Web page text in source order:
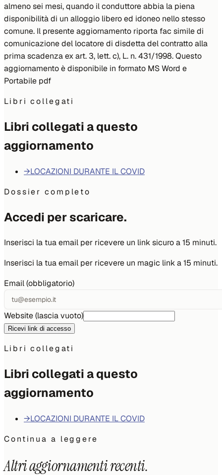
almeno sei mesi, quando il conduttore abbia la piena
disponibilità di un alloggio libero ed idoneo nello stesso
comune. Il presente aggiornamento riporta fac simile di
comunicazione del locatore di disdetta del contratto alla
prima scadenza ex art. 3, lett. c), L. n. 431/1998. Questo
aggiornamento è disponibile in formato MS Word e
Portabile pdf
Libri collegati
Libri collegati a questo
aggiornamento
→LOCAZIONI DURANTE IL COVID
Dossier completo
Accedi per scaricare.
Inserisci la tua email per ricevere un link sicuro a 15 minuti.
Inserisci la tua email per ricevere un magic link a 15 minuti.
Email (obbligatorio)
Website (lascia vuoto)
Ricevi link di accesso
Libri collegati
Libri collegati a questo
aggiornamento
→LOCAZIONI DURANTE IL COVID
Continua a leggere
Altri aggiornamenti recenti.